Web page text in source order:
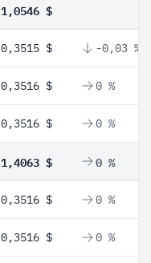
1,0546 $
0,3515 $ -0,03 %
0,3516 $ 0 %
0,3516 $ 0 %
1,4063 $ 0 %
0,3516 $ 0 %
0,3516 $ 0 %